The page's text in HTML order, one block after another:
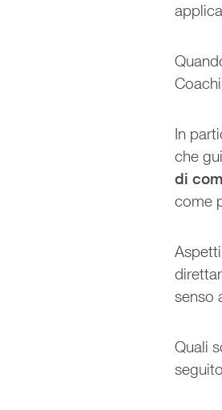
In
che
di
come
senso
Quali